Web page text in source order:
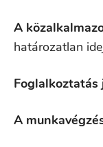
A
határozatlan
Foglalkoztatás
A